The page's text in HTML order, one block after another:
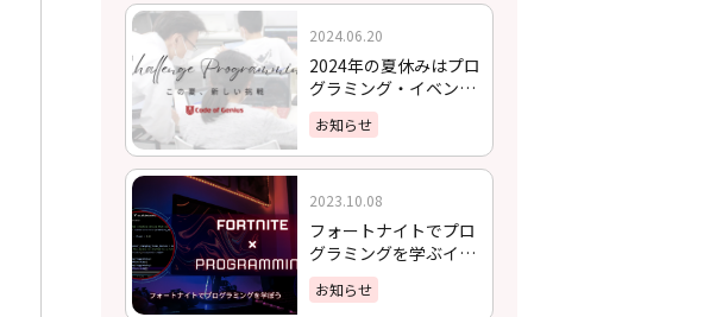
2024.06.20
2024年の夏休みはプロ
グラミング・イベント
に挑戦しよう！
お知らせ
2023.10.08
フォートナイトでプロ
グラミングを学ぶイベ
ント、開催決定！！
お知らせ